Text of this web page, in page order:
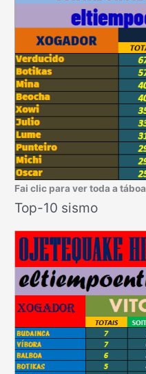
Fai clic para ver toda a táboa
Top-10 sismo